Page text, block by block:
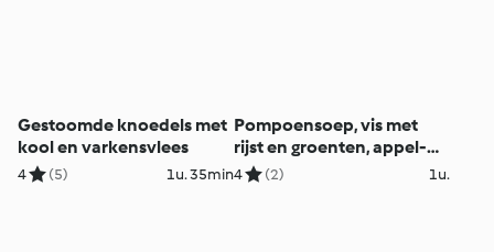
Gestoomde knoedels met
kool en varkensvlees
4 (5) 1u. 35min
Pompoensoep, vis met
rijst en groenten, appel-
peercrumble
4 (2) 1u.